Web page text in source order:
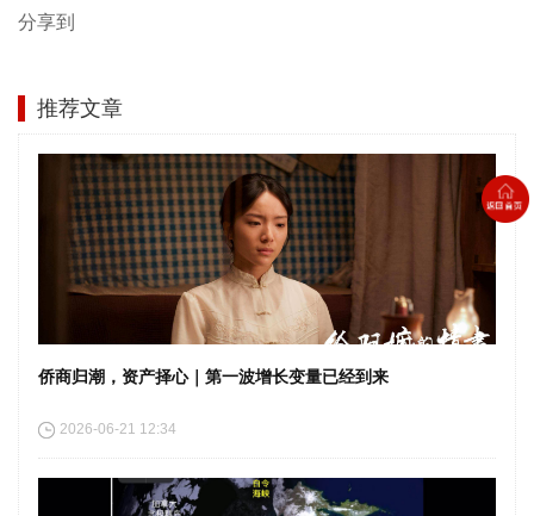
分享到
推荐文章
侨商归潮，资产择心｜第一波增长变量已经到来
2026-06-21 12:34